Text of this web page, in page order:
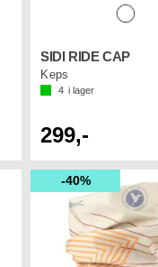
SIDI RIDE CAP
Keps
4 i lager
299,-
40%